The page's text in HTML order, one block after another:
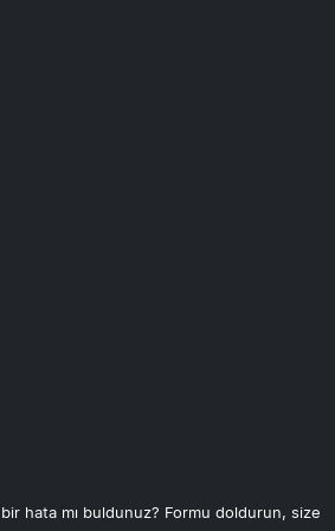
hata mı buldunuz? Formu doldurun, size